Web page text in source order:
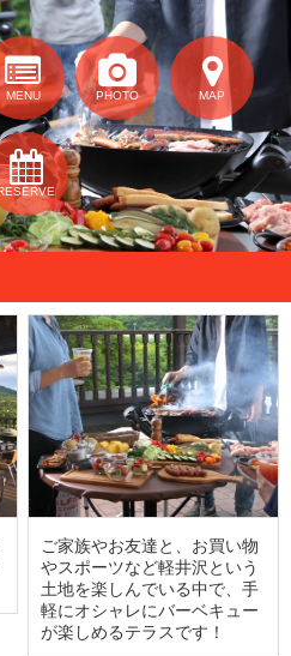
MENU PHOTO MAP
ご家族やお友達と、お買い物
やスポーツなど軽井沢という
土地を楽しんでいる中で、手
軽にオシャレにバーベキュー
が楽しめるテラスです！